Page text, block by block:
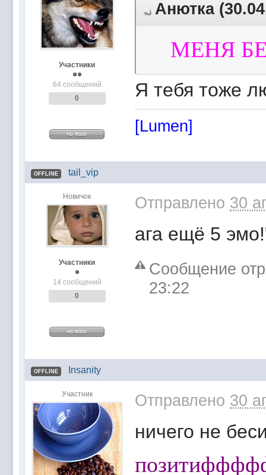
Участники
64 сообщений
0
Анютка
МЕНЯ
Я тебя тоже
[Lumen]
OFFLINE tail_vip
Новичок
Участники
14 сообщений
0
Отправлено 30
ага ещё 5
Сообщение
23:22
OFFLINE Insanity
Участник Отправлено 30
ничего не